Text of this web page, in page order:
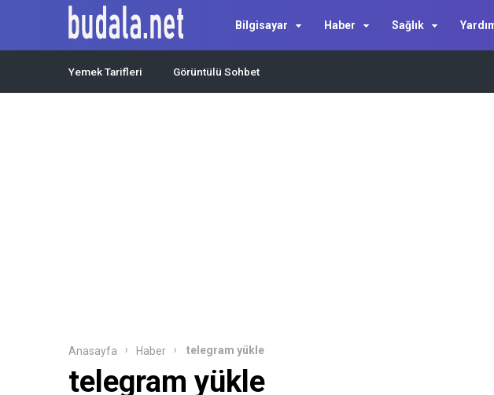
Bilgisayar Haber Sağlık
Yemek Tarifleri Görüntülü Sohbet
Anasayfa Haber telegram yükle
telegram yükle